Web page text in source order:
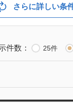
さらに詳しい条
件数： 25件